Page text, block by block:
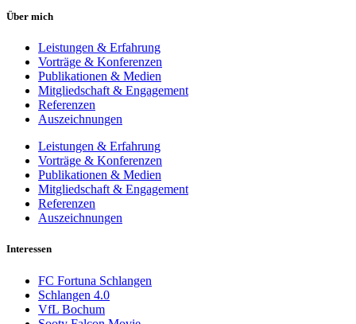
Über mich
Leistungen & Erfahrung
Vorträge & Konferenzen
Publikationen & Medien
Mitgliedschaft & Engagement
Referenzen
Auszeichnungen
Leistungen & Erfahrung
Vorträge & Konferenzen
Publikationen & Medien
Mitgliedschaft & Engagement
Referenzen
Auszeichnungen
Interessen
FC Fortuna Schlangen
Schlangen 4.0
VfL Bochum